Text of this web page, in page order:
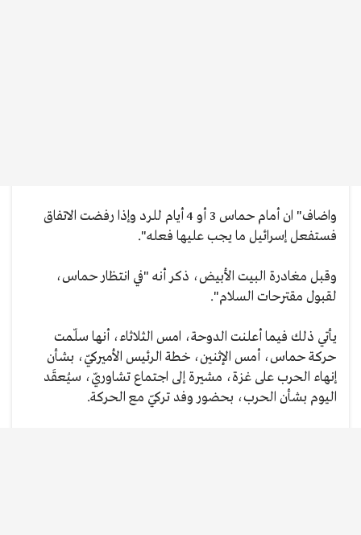
واضاف" ان أمام حماس 3 أو 4 أيام للرد وإذا رفضت الاتفاق
فستفعل إسرائيل ما يجب عليها فعله".
وقبل مغادرة البيت الأبيض، ذكر أنه "في انتظار حماس،
لقبول مقترحات السلام".
يأتي ذلك فيما أعلنت الدوحة، امس الثلاثاء، أنها سلّمت
حركة حماس، أمس الإثنين، خطة الرئيس الأميركيّ، بشأن
إنهاء الحرب على غزة، مشيرة إلى اجتماع تشاوريّ، سيُعقَد
اليوم بشأن الحرب، بحضور وفد تركيّ مع الحركة.